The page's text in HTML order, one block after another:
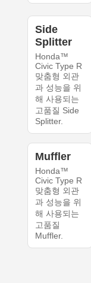
Side
Splitter
Honda™
Civic Type R
맞춤형 외관
과 성능을 위
해 사용되는
고품질 Side
Splitter.
Muffler
Honda™
Civic Type R
맞춤형 외관
과 성능을 위
해 사용되는
고품질
Muffler.